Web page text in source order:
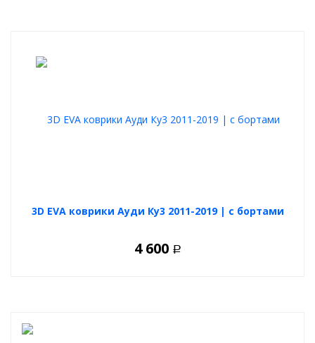
3D EVA коврики Ауди Ку3 2011-2019 | с бортами
4 600 Р